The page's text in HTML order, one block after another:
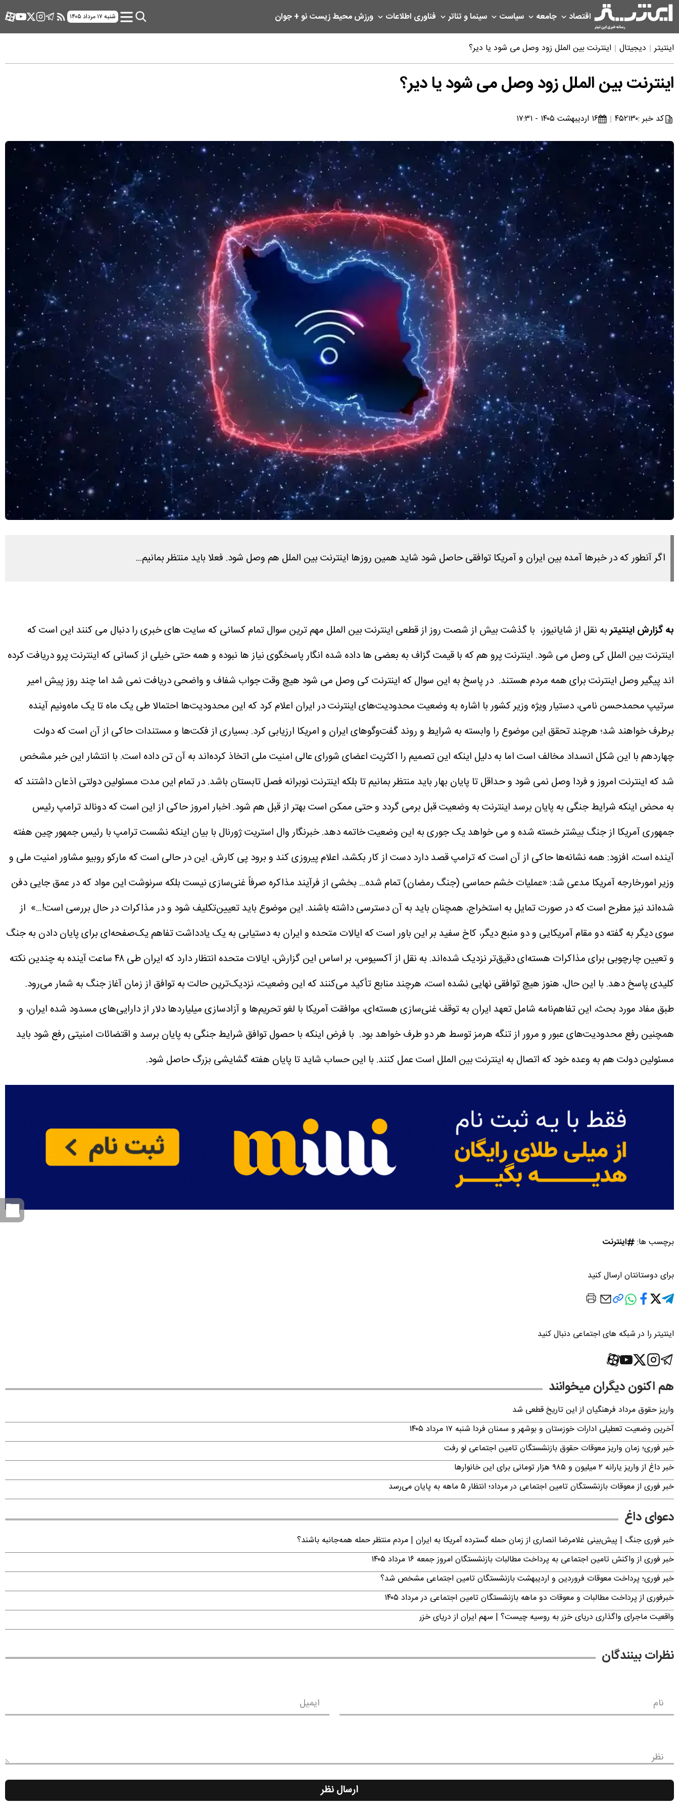
اقتصاد جامعه سیاست سینما و تئاتر فناوری اطلاعات ورزشمحیط زیستنو + جوان شنبه ۱۷ مرداد ۱۴۰۵
اینتیتر دیجیتال اینترنت بین الملل زود وصل می شود یا دیر؟
اینترنت بین الملل زود وصل می شود یا دیر؟
کد خبر :۴۵۲۱۳۰ ۱۶ اردیبهشت ۱۴۰۵ - ۱۷:۳۱
اگر آنطور که در خبرها آمده بین ایران و آمریکا توافقی حاصل شود شاید همین روزها اینترنت بین الملل هم وصل شود. فعلا باید منتظر بمانیم...
به گزارش اینتیتربه نقل از شایانیوز، با گذشت بیش از شصت روز از قطعی اینترنت بین الملل مهم ترین سوال تمام کسانی که سایت های خبری را دنبال می کنند این است که
اینترنت بین الملل کی وصل می شود. اینترنت پرو هم که با قیمت گزاف به بعضی ها داده شده انگار پاسخگوی نیاز ها نبوده و همه حتی خیلی از کسانی که اینترنت پرو دریافت کرده
اند پیگیر وصل اینترنت برای همه مردم هستند. در پاسخ به این سوال که اینترنت کی وصل می شود هیچ وقت جواب شفاف و واضحی دریافت نمی شد اما چند روز پیش امیر
سرتیپ محمدحسن نامی، دستیار ویژه وزیر کشور با اشاره به وضعیت محدودیت‌های اینترنت در ایران اعلام کرد که این محدودیت‌ها احتمالا طی یک ماه تا یک ماه‌ونیم آینده
برطرف خواهند شد؛ هرچند تحقق این موضوع را وابسته به شرایط و روند گفت‌وگوهای ایران و امریکا ارزیابی کرد. بسیاری از فکت‌ها و مستندات حاکی از آن است که دولت
چهاردهم با این شکل انسداد مخالف است اما به دلیل اینکه این تصمیم را اکثریت اعضای شورای عالی امنیت ملی اتخاذ کرده‌اند به آن تن داده است. با انتشار این خبر مشخص
شد که اینترنت امروز و فردا وصل نمی شود و حداقل تا پایان بهار باید منتظر بمانیم تا بلکه اینترنت نوبرانه فصل تابستان باشد.در تمام این مدت مسئولین دولتی اذعان داشتند که
به محض اینکه شرایط جنگی به پایان برسد اینترنت به وضعیت قبل برمی گردد و حتی ممکن است بهتر از قبل هم شود. اخبار امروز حاکی از این است که دونالد ترامپ رئیس
جمهوری آمریکا از جنگ بیشتر خسته شده و می خواهد یک جوری به این وضعیت خاتمه دهد. خبرنگار وال استریت ژورنال با بیان اینکه نشست ترامپ با رئیس جمهور چین هفته
آینده است، افزود: همه نشانه‌ها حاکی از آن است که ترامپ قصد دارد دست از کار بکشد، اعلام پیروزی کند و برود پی کارش. این در حالی است که مارکو روبیو مشاور امنیت ملی و
وزیر امورخارجه آمریکا مدعی شد: «عملیات خشم حماسی (جنگ رمضان) تمام شده... بخشی از فرآیند مذاکره صرفاً غنی‌سازی نیست بلکه سرنوشت این مواد که در عمق جایی دفن
شده‌اند نیز مطرح است که در صورت تمایل به استخراج، همچنان باید به آن دسترسی داشته باشند. این موضوع باید تعیین‌تکلیف شود و در مذاکرات در حال بررسی است!...» از
سوی دیگر به گفته دو مقام آمریکایی و دو منبع دیگر، کاخ سفید بر این باور است که ایالات متحده و ایران به دستیابی به یک یادداشت تفاهم یک‌صفحه‌ای برای پایان دادن به جنگ
و تعیین چارچوبی برای مذاکرات هسته‌ای دقیق‌تر نزدیک شده‌اند. به نقل از آکسیوس، بر اساس این گزارش، ایالات متحده انتظار دارد که ایران طی ۴۸ ساعت آینده به چندین نکته
کلیدی پاسخ دهد. با این حال، هنوز هیچ توافقی نهایی نشده است، هرچند منابع تأکید می‌کنند که این وضعیت، نزدیک‌ترین حالت به توافق از زمان آغاز جنگ به شمار می‌رود.
طبق مفاد مورد بحث، این تفاهم‌نامه شامل تعهد ایران به توقف غنی‌سازی هسته‌ای، موافقت آمریکا با لغو تحریم‌ها و آزادسازی میلیاردها دلار از دارایی‌های مسدود شده ایران، و
همچنین رفع محدودیت‌های عبور و مرور از تنگه هرمز توسط هر دو طرف خواهد بود. با فرض اینکه با حصول توافق شرایط جنگی به پایان برسد و اقتضائات امنیتی رفع شود باید
مسئولین دولت هم به وعده خود که اتصال به اینترنت بین الملل است عمل کنند. با این حساب شاید تا پایان هفته گشایشی بزرگ حاصل شود.
برچسب ها: اینترنت
برای دوستانتان ارسال کنید
اینتیتر را در شبکه های اجتماعی دنبال کنید
هم اکنون دیگران میخوانند
واریز حقوق مرداد فرهنگیان از این تاریخ قطعی شد
آخرین وضعیت تعطیلی ادارات خوزستان و بوشهر و سمنان فردا شنبه ۱۷ مرداد ۱۴۰۵
خبر فوری؛ زمان واریز معوقات حقوق بازنشستگان تامین اجتماعی لو رفت
خبر داغ از واریز یارانه ۲ میلیون و ۹۸۵ هزار تومانی برای این خانوارها
خبر فوری از معوقات بازنشستگان تامین اجتماعی در مرداد؛ انتظار ۵ ماهه به پایان می‌رسد
دعوای داغ
خبر فوری جنگ | پیش‌بینی غلامرضا انصاری از زمان حمله گسترده آمریکا به ایران | مردم منتظر حمله همه‌جانبه باشند؟
خبر فوری از واکنش تامین اجتماعی به پرداخت مطالبات بازنشستگان امروز جمعه ۱۶ مرداد ۱۴۰۵
خبر فوری؛ پرداخت معوقات فروردین و اردیبهشت بازنشستگان تامین اجتماعی مشخص شد؟
خبرفوری از پرداخت مطالبات و معوقات دو ماهه بازنشستگان تامین اجتماعی در مرداد ۱۴۰۵
واقعیت ماجرای واگذاری دریای خزر به روسیه چیست؟ | سهم ایران از دریای خزر
نظرات بینندگان
نام ایمیل
نظر
ارسال نظر